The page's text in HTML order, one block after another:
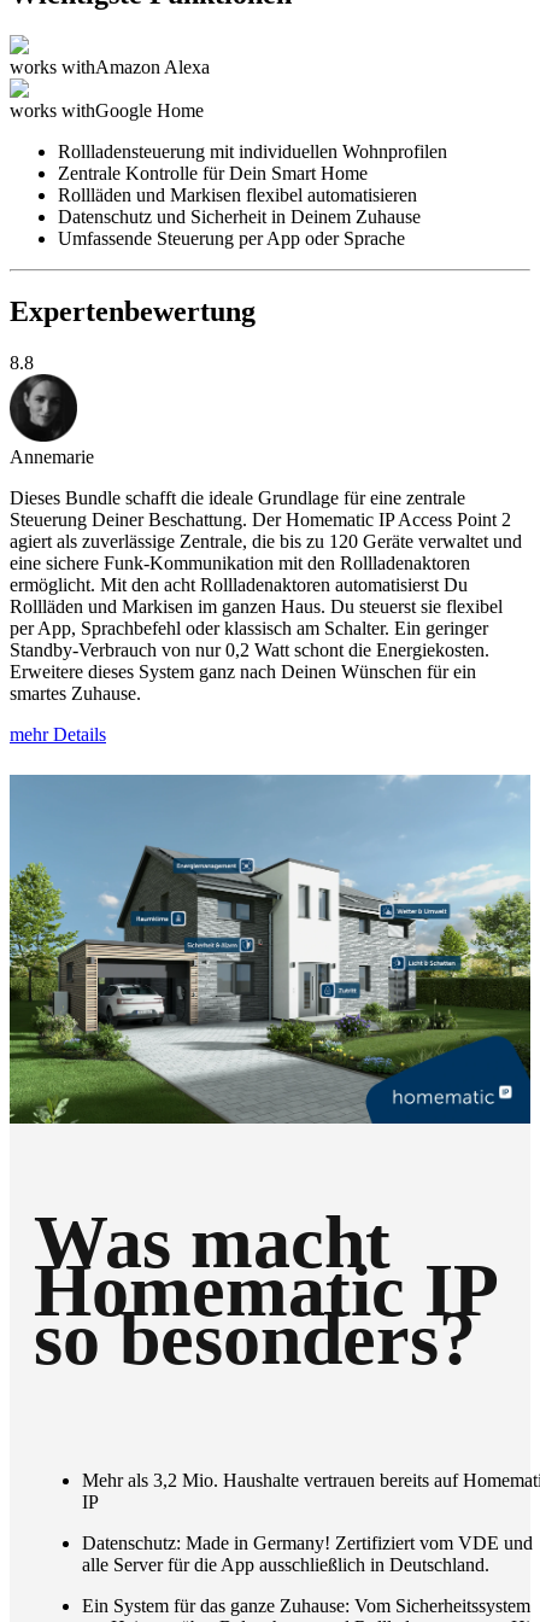
works withAmazon Alexa
works withGoogle Home
Rollladensteuerung mit individuellen Wohnprofilen
Zentrale Kontrolle für Dein Smart Home
Rollläden und Markisen flexibel automatisieren
Datenschutz und Sicherheit in Deinem Zuhause
Umfassende Steuerung per App oder Sprache
Expertenbewertung
8.8
Annemarie
Dieses Bundle schafft die ideale Grundlage für eine zentrale
Steuerung Deiner Beschattung. Der Homematic IP Access Point 2
agiert als zuverlässige Zentrale, die bis zu 120 Geräte verwaltet und
eine sichere Funk-Kommunikation mit den Rollladenaktoren
ermöglicht. Mit den acht Rollladenaktoren automatisierst Du
Rollläden und Markisen im ganzen Haus. Du steuerst sie flexibel
per App, Sprachbefehl oder klassisch am Schalter. Ein geringer
Standby-Verbrauch von nur 0,2 Watt schont die Energiekosten.
Erweitere dieses System ganz nach Deinen Wünschen für ein
smartes Zuhause.
mehr Details
Was macht
Homematic IP
so besonders?
Mehr als 3,2 Mio. Haushalte vertrauen bereits auf
IP
Datenschutz: Made in Germany! Zertifiziert vom VDE und
alle Server für die App ausschließlich in Deutschland.
Ein System für das ganze Zuhause: Vom Sicherheitssystem